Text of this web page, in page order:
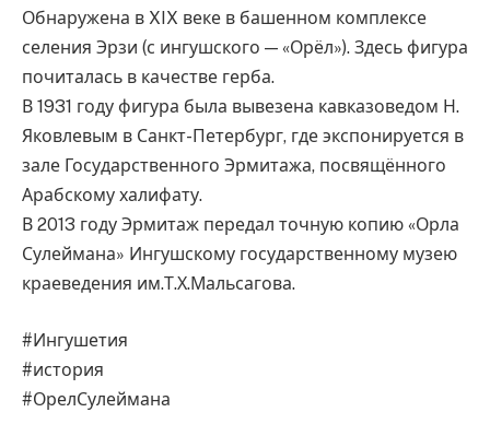
Обнаружена в XIX веке в башенном комплексе
селения Эрзи (с ингушского — «Орёл»). Здесь фигура
почиталась в качестве герба.
В 1931 году фигура была вывезена кавказоведом Н.
Яковлевым в Санкт-Петербург, где экспонируется в
зале Государственного Эрмитажа, посвящённого
Арабскому халифату.
В 2013 году Эрмитаж передал точную копию «Орла
Сулеймана» Ингушскому государственному музею
краеведения им.Т.Х.Мальсагова.
#Ингушетия
#история
#ОрелСулеймана